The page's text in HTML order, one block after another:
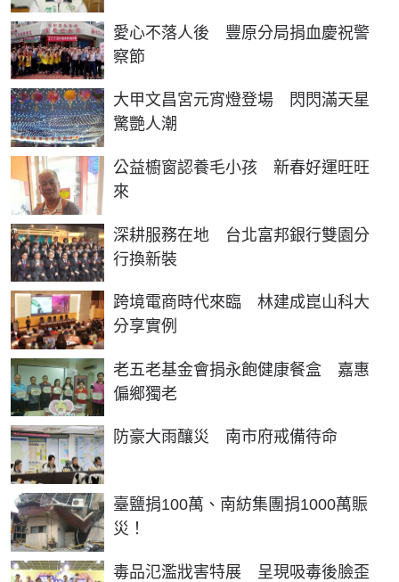
愛心不落人後 豐原分局捐血慶祝警
察節
大甲文昌宮元宵燈登場 閃閃滿天星
驚艷人潮
公益櫥窗認養毛小孩 新春好運旺旺
來
深耕服務在地 台北富邦銀行雙園分
行換新裝
跨境電商時代來臨 林建成崑山科大
分享實例
老五老基金會捐永飽健康餐盒 嘉惠
偏鄉獨老
防豪大雨釀災 南市府戒備待命
臺鹽捐100萬、南紡集團捐1000萬賑
災！
毒品氾濫戕害特展 呈現吸毒後臉歪